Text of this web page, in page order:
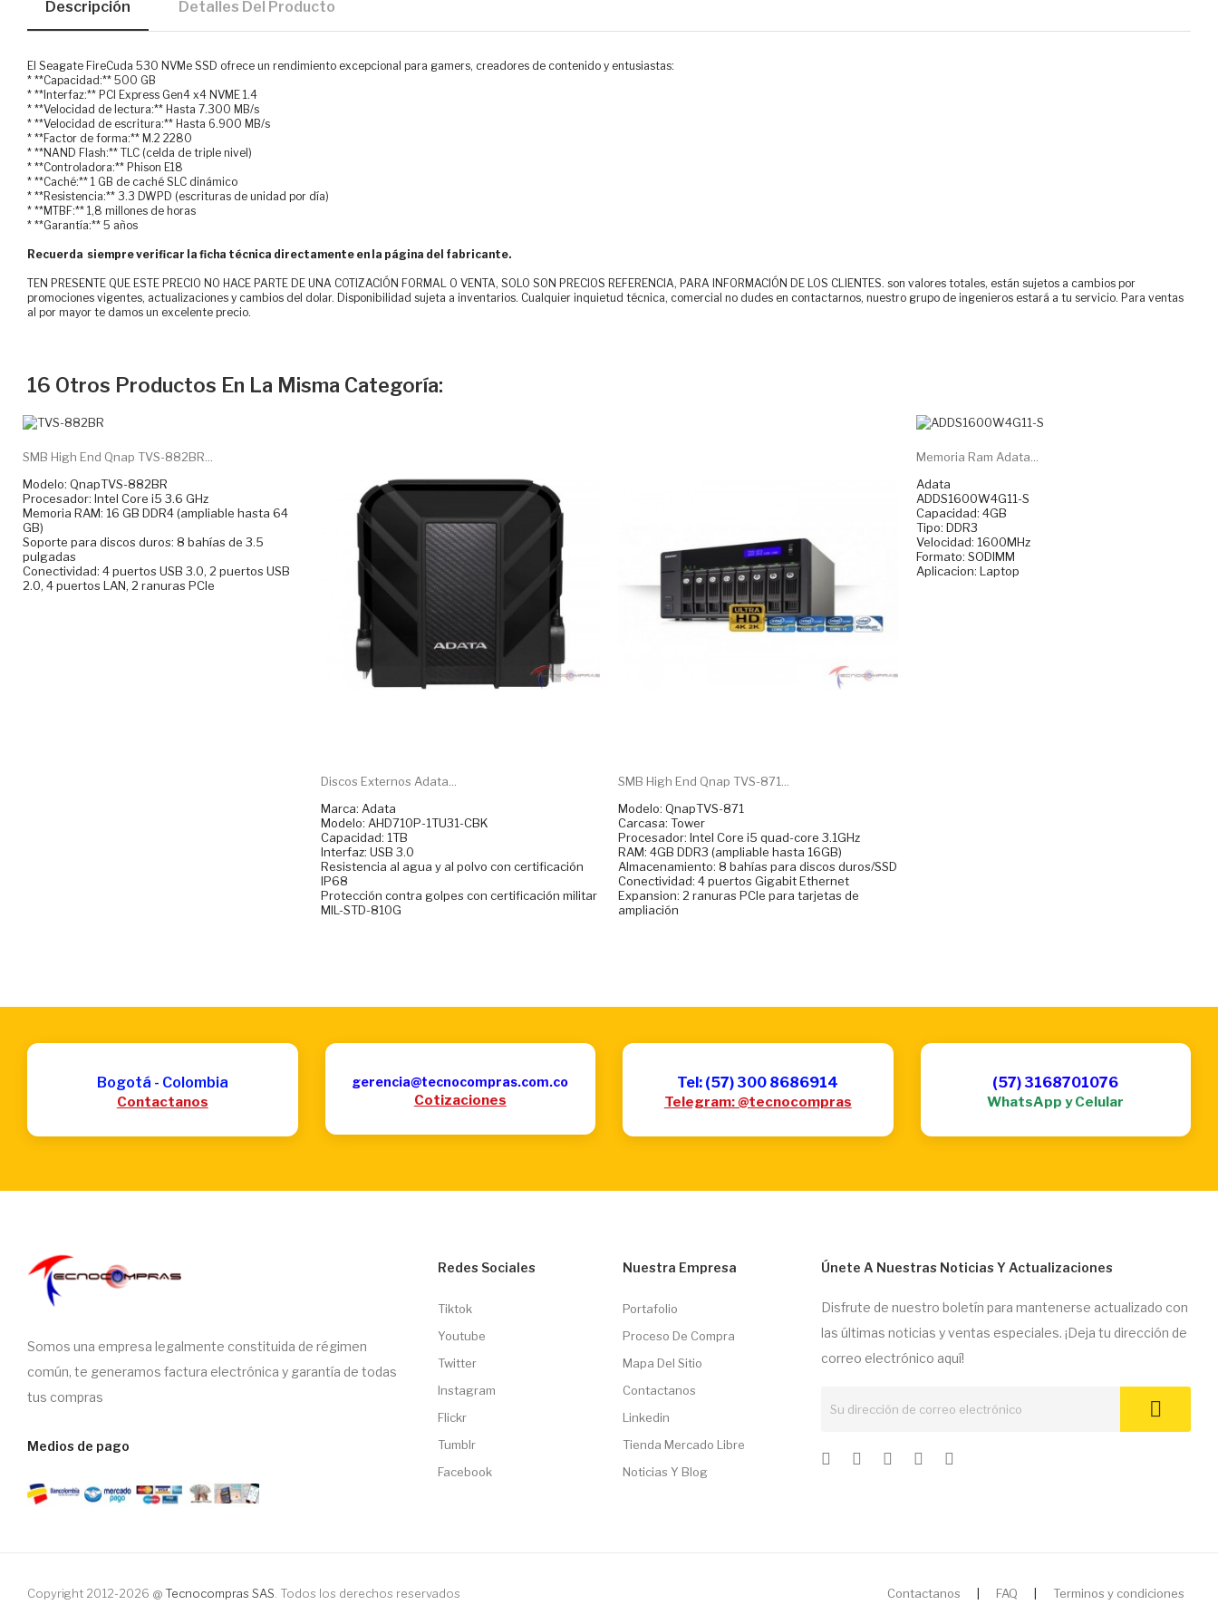
Descripción Detalles Del Producto
El Seagate FireCuda 530 NVMe SSD ofrece un rendimiento excepcional para gamers, creadores de contenido y entusiastas:
* **Capacidad:** 500 GB
* **Interfaz:** PCI Express Gen4 x4 NVME 1.4
* **Velocidad de lectura:** Hasta 7.300 MB/s
* **Velocidad de escritura:** Hasta 6.900 MB/s
* **Factor de forma:** M.2 2280
* **NAND Flash:** TLC (celda de triple nivel)
* **Controladora:** Phison E18
* **Caché:** 1 GB de caché SLC dinámico
* **Resistencia:** 3.3 DWPD (escrituras de unidad por día)
* **MTBF:** 1,8 millones de horas
* **Garantía:** 5 años
Recuerda siempre verificar la ficha técnica directamente en la página del fabricante.
TEN PRESENTE QUE ESTE PRECIO NO HACE PARTE DE UNA COTIZACIÓN FORMAL O VENTA, SOLO SON PRECIOS REFERENCIA, PARA INFORMACIÓN DE LOS CLIENTES. son valores totales, están sujetos a cambios por
promociones vigentes, actualizaciones y cambios del dolar. Disponibilidad sujeta a inventarios. Cualquier inquietud técnica, comercial no dudes en contactarnos, nuestro grupo de ingenieros estará a tu servicio. Para ventas
al por mayor te damos un excelente precio.
16 Otros Productos En La Misma Categoría:
SMB High End Qnap TVS-882BR...
Modelo: QnapTVS-882BR
Procesador: Intel Core i5 3.6 GHz
Memoria RAM: 16 GB DDR4 (ampliable hasta 64
GB)
Soporte para discos duros: 8 bahías de 3.5
pulgadas
Conectividad: 4 puertos USB 3.0, 2 puertos USB
2.0, 4 puertos LAN, 2 ranuras PCIe
Discos Externos Adata...
Marca: Adata
Modelo: AHD710P-1TU31-CBK
Capacidad: 1TB
Interfaz: USB 3.0
Resistencia al agua y al polvo con certificación
IP68
Protección contra golpes con certificación militar
MIL-STD-810G
SMB High End Qnap TVS-871...
Modelo: QnapTVS-871
Carcasa: Tower
Procesador: Intel Core i5 quad-core 3.1GHz
RAM: 4GB DDR3 (ampliable hasta 16GB)
Almacenamiento: 8 bahías para discos duros/SSD
Conectividad: 4 puertos Gigabit Ethernet
Expansion: 2 ranuras PCIe para tarjetas de
ampliación
Memoria Ram Adata...
Adata
ADDS1600W4G11-S
Capacidad: 4GB
Tipo: DDR3
Velocidad: 1600MHz
Formato: SODIMM
Aplicacion: Laptop
Bogotá - Colombia
Contactanos
gerencia@tecnocompras.com.co
Cotizaciones
Tel: (57) 300 8686914
Telegram: @tecnocompras
(57) 3168701076
WhatsApp y Celular
Somos una empresa legalmente constituida de régimen
común, te generamos factura electrónica y garantía de todas
tus compras
Medios de pago
Redes Sociales
Tiktok
Youtube
Twitter
Instagram
Flickr
Tumblr
Facebook
Nuestra Empresa
Portafolio
Proceso De Compra
Mapa Del Sitio
Contactanos
Linkedin
Tienda Mercado Libre
Noticias Y Blog
Únete A Nuestras Noticias Y Actualizaciones
Disfrute de nuestro boletín para mantenerse actualizado con
las últimas noticias y ventas especiales. ¡Deja tu dirección de
correo electrónico aquí!
Copyright 2012-2026 @ Tecnocompras SAS . Todos los derechos reservados Contactanos FAQ Terminos y condiciones